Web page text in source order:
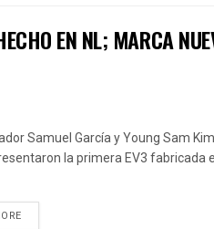
EN NL; MARCA
Samuel García y Young Sam
la primera EV3 fabricada